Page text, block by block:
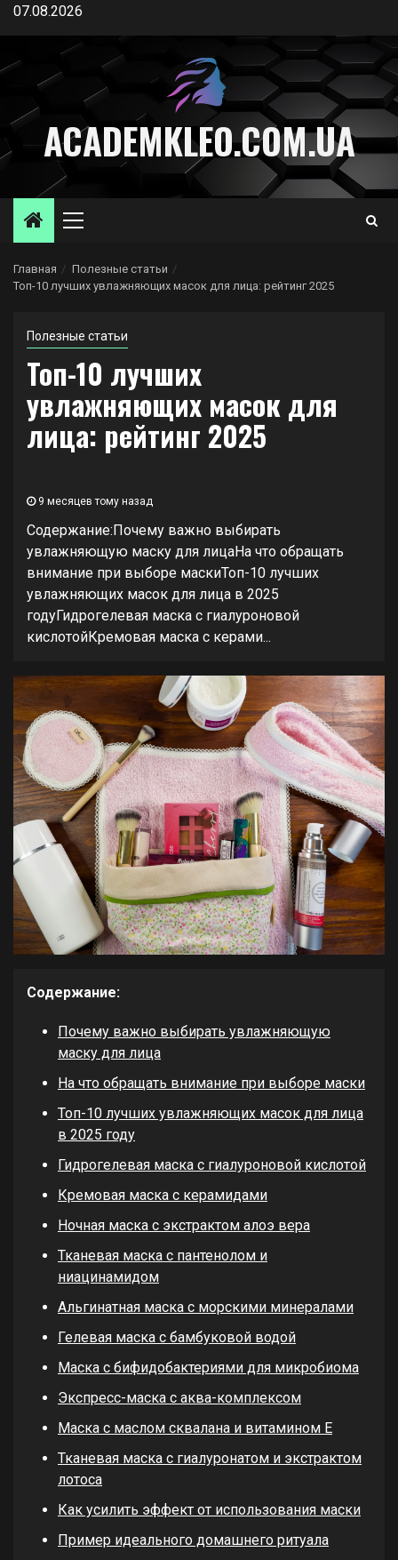
Перейти
содержимому
07.08.2026
ACADEMKLEO.COM.UA
Основное
Главная
Полезные статьи
Топ-10 лучших увлажняющих масок для лица: рейтинг 2025
Полезные статьи
Топ-10 лучших
увлажняющих масок для
лица: рейтинг 2025
9 месяцев тому назад
Содержание:Почему важно выбирать
увлажняющую маску для лицаНа что обращать
внимание при выборе маскиТоп-10 лучших
увлажняющих масок для лица в 2025
годуГидрогелевая маска с гиалуроновой
кислотойКремовая маска с керами...
Содержание:
Почему важно выбирать увлажняющую
маску для лица
На что обращать внимание при выборе маски
Топ-10 лучших увлажняющих масок для лица
в 2025 году
Гидрогелевая маска с гиалуроновой кислотой
Кремовая маска с керамидами
Ночная маска с экстрактом алоэ вера
Тканевая маска с пантенолом и
ниацинамидом
Альгинатная маска с морскими минералами
Гелевая маска с бамбуковой водой
Маска с бифидобактериями для микробиома
Экспресс-маска с аква-комплексом
Маска с маслом сквалана и витамином Е
Тканевая маска с гиалуронатом и экстрактом
лотоса
Как усилить эффект от использования маски
Пример идеального домашнего ритуала